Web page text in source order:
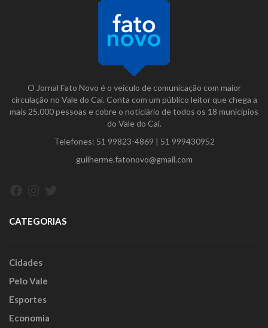
O Jornal Fato Novo é o veículo de comunicação com maior
circulação no Vale do Caí. Conta com um público leitor que chega a
mais 25.000 pessoas e cobre o noticiário de todos os 18 municípios
do Vale do Caí.
Telefones: 51 99823-4869 | 51 999430952
guilherme.fatonovo@gmail.com
CATEGORIAS
Cidades
Pelo Vale
Esportes
Economia